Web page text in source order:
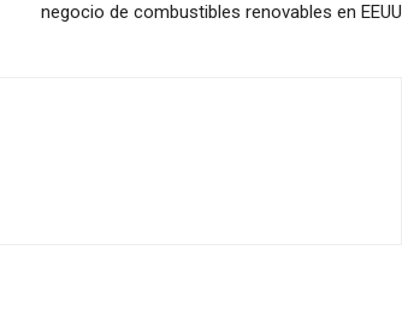
negocio de combustibles renovables en EEUU